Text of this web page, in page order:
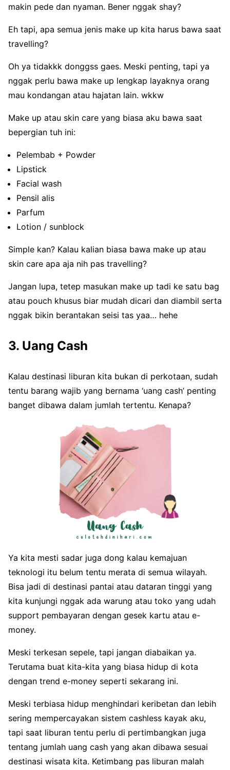
makin pede dan nyaman. Bener nggak shay?
Eh tapi, apa semua jenis make up kita harus bawa saat
travelling?
Oh ya tidakkk donggss gaes. Meski penting, tapi ya
nggak perlu bawa make up lengkap layaknya orang
mau kondangan atau hajatan lain. wkkw
Make up atau skin care yang biasa aku bawa saat
bepergian tuh ini:
Pelembab + Powder
Lipstick
Facial wash
Pensil alis
Parfum
Lotion / sunblock
Simple kan? Kalau kalian biasa bawa make up atau
skin care apa aja nih pas travelling?
Jangan lupa, tetep masukan make up tadi ke satu bag
atau pouch khusus biar mudah dicari dan diambil serta
nggak bikin berantakan seisi tas yaa… hehe
3. Uang Cash
Kalau destinasi liburan kita bukan di perkotaan, sudah
tentu barang wajib yang bernama ‘uang cash’ penting
banget dibawa dalam jumlah tertentu. Kenapa?
Ya kita mesti sadar juga dong kalau kemajuan
teknologi itu belum tentu merata di semua wilayah.
Bisa jadi di destinasi pantai atau dataran tinggi yang
kita kunjungi nggak ada warung atau toko yang udah
support pembayaran dengan gesek kartu atau e-
money.
Meski terkesan sepele, tapi jangan diabaikan ya.
Terutama buat kita-kita yang biasa hidup di kota
dengan trend e-money seperti sekarang ini.
Meski terbiasa hidup menghindari keribetan dan lebih
sering mempercayakan sistem cashless kayak aku,
tapi saat liburan tentu perlu di pertimbangkan juga
tentang jumlah uang cash yang akan dibawa sesuai
destinasi wisata kita. Ketimbang pas liburan malah